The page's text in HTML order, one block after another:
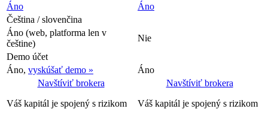
Áno
Áno
Čeština / slovenčina
Áno (web, platforma len v
češtine)
Nie
Demo účet
Áno, vyskúšať demo »
Áno
Navštíviť brokera
Váš kapitál je spojený s rizikom
Navštíviť brokera
Váš kapitál je spojený s rizikom